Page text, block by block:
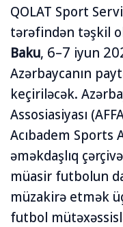
QOLAT Sport
tərəfindən təşkil
Baku, 6–7 iyun
Azərbaycanın
keçiriləcək.
Assosiasiyası
Acıbadem Sports
əməkdaşlıq
müasir futbolun
müzakirə etmək
futbol